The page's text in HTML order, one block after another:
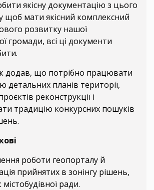
якісну документацію з цього
щоб мати якісний комплексний
розвитку нашої
громади, всі ці документи
додав, що потрібно працювати
детальних планів території,
реконструкції і
традицію конкурсних пошуків
роботи геопорталу й
прийнятих в зонінгу рішень,
ради.